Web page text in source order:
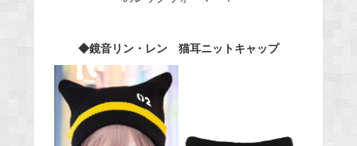
◆鏡音リン・レン 猫耳ニットキャップ